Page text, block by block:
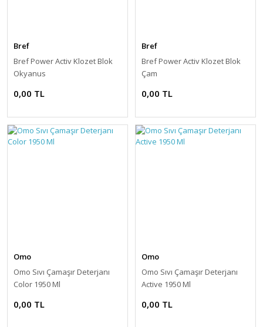
Bref
Bref Power Activ Klozet Blok
Okyanus
0,00 TL
Bref
Bref Power Activ Klozet Blok
Çam
0,00 TL
Omo
Omo Sıvı Çamaşır Deterjanı
Color 1950 Ml
0,00 TL
Omo
Omo Sıvı Çamaşır Deterjanı
Active 1950 Ml
0,00 TL